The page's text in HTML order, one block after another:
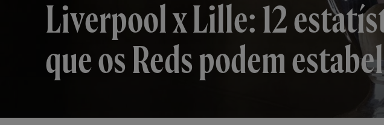
Liverpool x Lille: 12
que os Reds podem